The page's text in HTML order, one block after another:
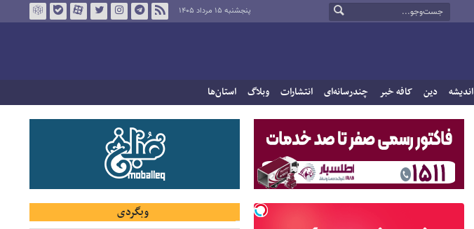
پنجشنبه ۱۵ مرداد ۱۴۰۵
اندیشه دین کافه خبر چندرسانه‌ای انتشارات وبلاگ استان‌ها
وبگردی